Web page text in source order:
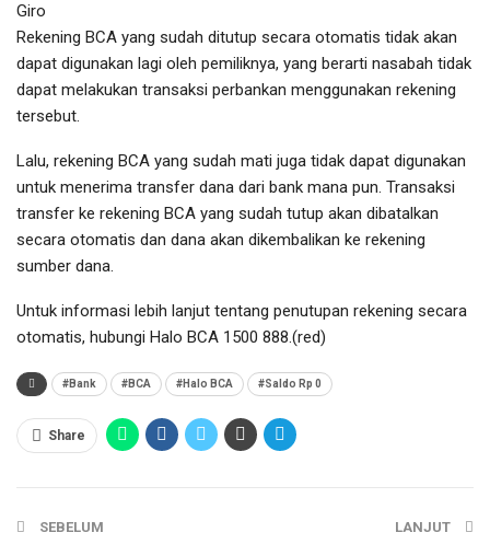
Giro
Rekening BCA yang sudah ditutup secara otomatis tidak akan
dapat digunakan lagi oleh pemiliknya, yang berarti nasabah tidak
dapat melakukan transaksi perbankan menggunakan rekening
tersebut.
Lalu, rekening BCA yang sudah mati juga tidak dapat digunakan
untuk menerima transfer dana dari bank mana pun. Transaksi
transfer ke rekening BCA yang sudah tutup akan dibatalkan
secara otomatis dan dana akan dikembalikan ke rekening
sumber dana.
Untuk informasi lebih lanjut tentang penutupan rekening secara
otomatis, hubungi Halo BCA 1500 888.(red)
#Bank #BCA #Halo BCA #Saldo Rp 0
Share
SEBELUM LANJUT